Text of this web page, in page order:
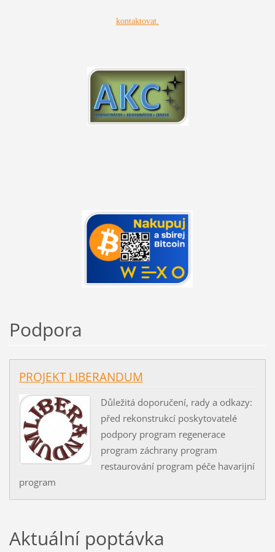
kontaktovat.
Podpora
PROJEKT LIBERANDUM
Důležitá doporučení, rady a odkazy:
před rekonstrukcí poskytovatelé
podpory program regenerace
program záchrany program
restaurování program péče havarijní
program
Aktuální poptávka